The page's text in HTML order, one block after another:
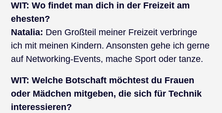
WIT: Wo findet man dich in der Freizeit am
ehesten?
Natalia: Den Großteil meiner Freizeit verbringe
ich mit meinen Kindern. Ansonsten gehe ich gerne
auf Networking-Events, mache Sport oder tanze.
WIT: Welche Botschaft möchtest du Frauen
oder Mädchen mitgeben, die sich für Technik
interessieren?